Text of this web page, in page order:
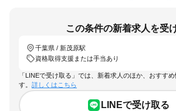
この条件の新着求人を受
千葉県 / 新茂原駅
資格取得支援または手当あり
「LINEで受け取る」では、新着求人のほか、おすす
す。 詳しくはこちら
LINEで受け取る